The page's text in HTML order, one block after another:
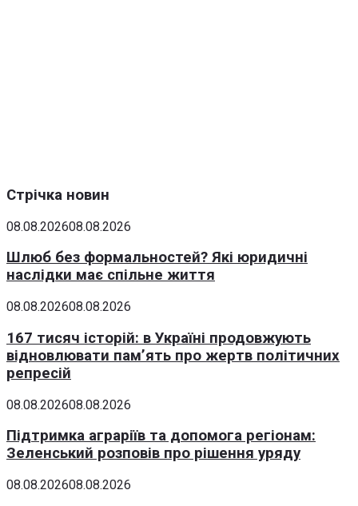
Стрічка новин
08.08.202608.08.2026
Шлюб без формальностей? Які юридичні
наслідки має спільне життя
08.08.202608.08.2026
167 тисяч історій: в Україні продовжують
відновлювати пам’ять про жертв політичних
репресій
08.08.202608.08.2026
Підтримка аграріїв та допомога регіонам:
Зеленський розповів про рішення уряду
08.08.202608.08.2026